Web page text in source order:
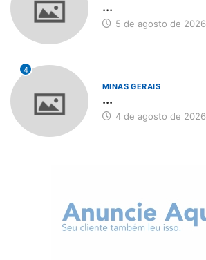
...
5 de agosto de 2026
4
MINAS GERAIS
...
4 de agosto de 2026